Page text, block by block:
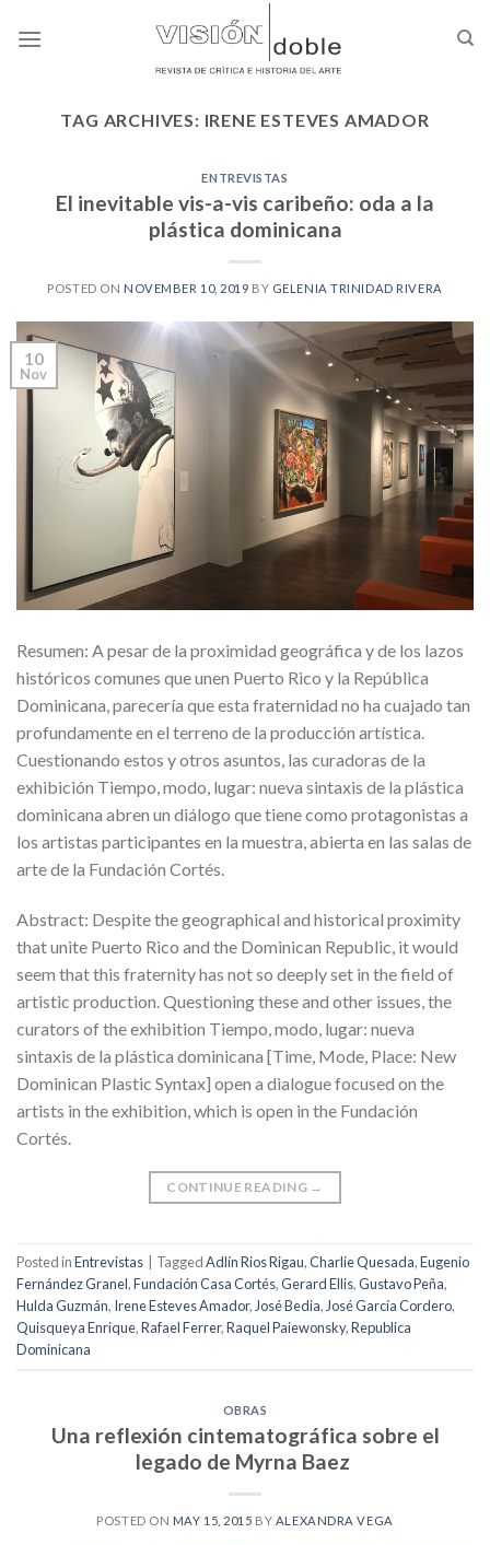
TAG ARCHIVES: IRENE ESTEVES AMADOR
ENTREVISTAS
El inevitable vis-a-vis caribeño: oda a la
plástica dominicana
POSTED ON NOVEMBER 10, 2019 BY GELENIA TRINIDAD RIVERA
10
Nov
Resumen: A pesar de la proximidad geográfica y de los lazos
históricos comunes que unen Puerto Rico y la República
Dominicana, parecería que esta fraternidad no ha cuajado tan
profundamente en el terreno de la producción artística.
Cuestionando estos y otros asuntos, las curadoras de la
exhibición Tiempo, modo, lugar: nueva sintaxis de la plástica
dominicana abren un diálogo que tiene como protagonistas a
los artistas participantes en la muestra, abierta en las salas de
arte de la Fundación Cortés.
Abstract: Despite the geographical and historical proximity
that unite Puerto Rico and the Dominican Republic, it would
seem that this fraternity has not so deeply set in the field of
artistic production. Questioning these and other issues, the
curators of the exhibition Tiempo, modo, lugar: nueva
sintaxis de la plástica dominicana [Time, Mode, Place: New
Dominican Plastic Syntax] open a dialogue focused on the
artists in the exhibition, which is open in the Fundación
Cortés.
CONTINUE READING →
Posted inEntrevistas TaggedAdlín Rios Rigau,Charlie Quesada,Eugenio
Fernández Granel,Fundación Casa Cortés,Gerard Ellis,Gustavo Peña,
Hulda Guzmán, Irene Esteves Amador,José Bedia,José García Cordero,
Quisqueya Enrique,Rafael Ferrer,Raquel Paiewonsky,Republica
Dominicana
OBRAS
Una reflexión cintematográfica sobre el
legado de Myrna Baez
POSTED ON MAY 15, 2015 BY ALEXANDRA VEGA